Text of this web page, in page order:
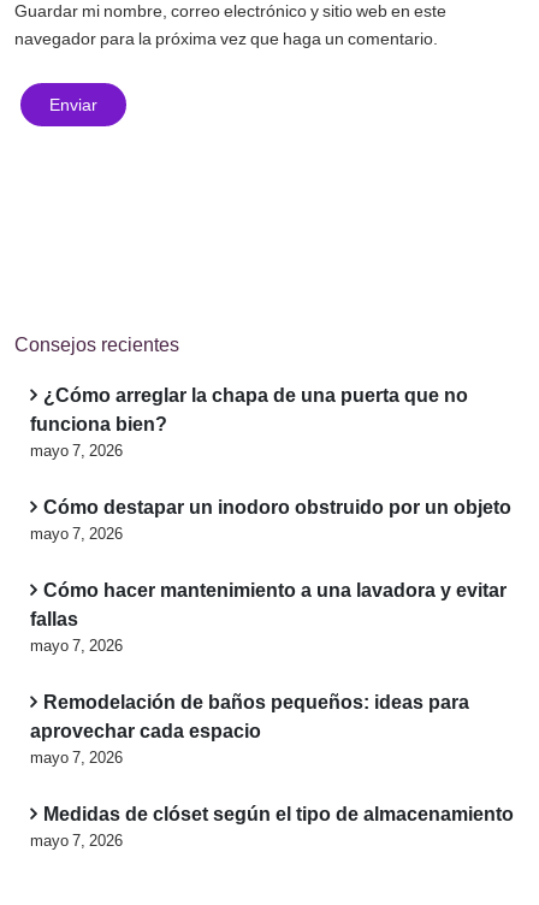
Guardar mi nombre, correo electrónico y sitio web en este
navegador para la próxima vez que haga un comentario.
Consejos recientes
¿Cómo arreglar la chapa de una puerta que no
funciona bien?
mayo 7, 2026
Cómo destapar un inodoro obstruido por un objeto
mayo 7, 2026
Cómo hacer mantenimiento a una lavadora y evitar
fallas
mayo 7, 2026
Remodelación de baños pequeños: ideas para
aprovechar cada espacio
mayo 7, 2026
Medidas de clóset según el tipo de almacenamiento
mayo 7, 2026